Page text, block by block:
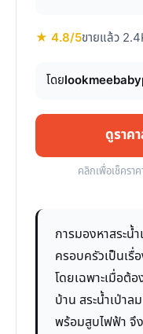
★ 4.8/5ขายแล้ว
โดย
ดูราค
คลิกเพื่อเช็ครา
การมองหาสระน้
ครอบครัวเป็นเ
โดยเฉพาะเมื่อต้
บ้าน สระน้ำเป่า
พร้อมสูบไฟฟ้า จึ